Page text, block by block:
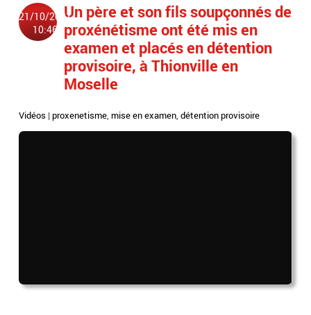
21/10/2021
10:46
Un père et son fils soupçonnés de
proxénétisme ont été mis en
examen et placés en détention
provisoire, à Thionville en
Moselle
Vidéos |proxenetisme,mise en examen,détention provisoire